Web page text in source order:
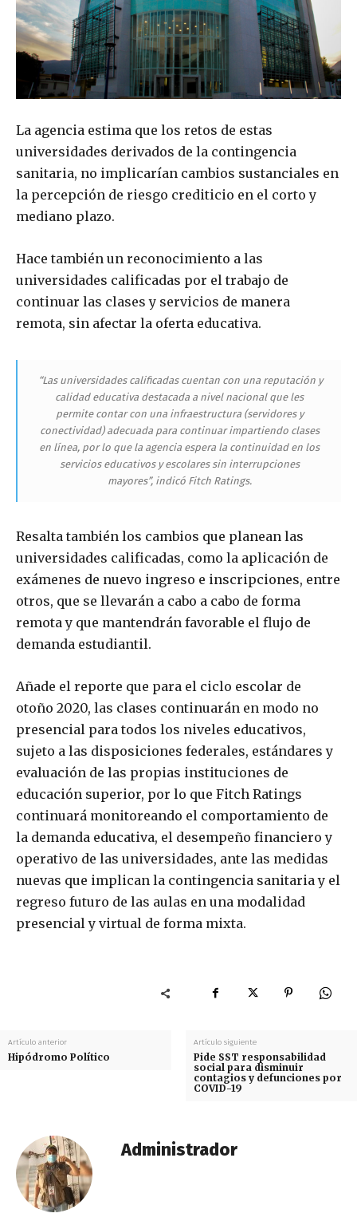
La agencia estima que los retos de estas
universidades derivados de la contingencia
sanitaria, no implicarían cambios sustanciales en
la percepción de riesgo crediticio en el corto y
mediano plazo.
Hace también un reconocimiento a las
universidades calificadas por el trabajo de
continuar las clases y servicios de manera
remota, sin afectar la oferta educativa.
“Las universidades calificadas cuentan con una reputación y
calidad educativa destacada a nivel nacional que les
permite contar con una infraestructura (servidores y
conectividad) adecuada para continuar impartiendo clases
en línea, por lo que la agencia espera la continuidad en los
servicios educativos y escolares sin interrupciones
mayores”, indicó Fitch Ratings.
Resalta también los cambios que planean las
universidades calificadas, como la aplicación de
exámenes de nuevo ingreso e inscripciones, entre
otros, que se llevarán a cabo a cabo de forma
remota y que mantendrán favorable el flujo de
demanda estudiantil.
Añade el reporte que para el ciclo escolar de
otoño 2020, las clases continuarán en modo no
presencial para todos los niveles educativos,
sujeto a las disposiciones federales, estándares y
evaluación de las propias instituciones de
educación superior, por lo que Fitch Ratings
continuará monitoreando el comportamiento de
la demanda educativa, el desempeño financiero y
operativo de las universidades, ante las medidas
nuevas que implican la contingencia sanitaria y el
regreso futuro de las aulas en una modalidad
presencial y virtual de forma mixta.
Artículo anterior
Hipódromo Político
Artículo siguiente
Pide SST responsabilidad
social para disminuir
contagios y defunciones por
COVID-19
Administrador